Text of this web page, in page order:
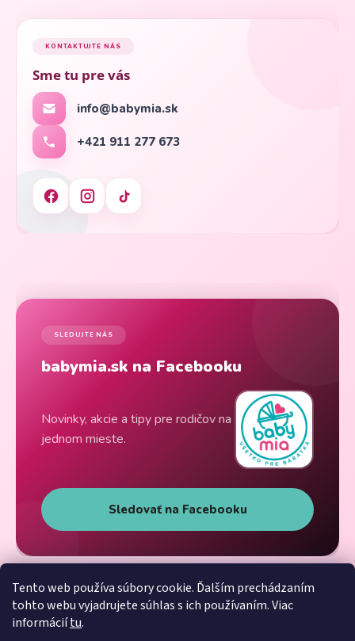
Tento web používa súbory cookie. Ďalším prechádzaním
tohto webu vyjadrujete súhlas s ich používaním. Viac
informáciítu.
KONTAKTUJTE NÁS
Sme tu pre vás
info@babymia.sk
+421 911 277 673
SLEDUJTE NÁS
babymia.sk na Facebooku
Novinky, akcie a tipy pre rodičov na
jednom mieste.
Sledovať na Facebooku